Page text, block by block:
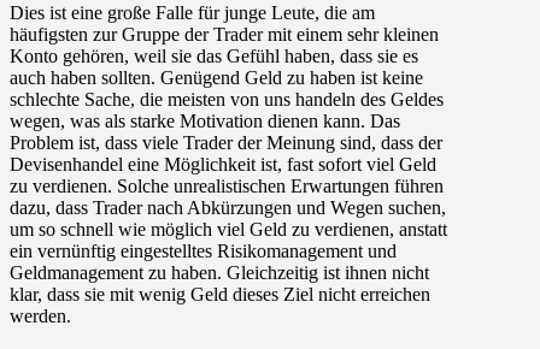
Dies ist eine große Falle für junge Leute, die am
häufigsten zur Gruppe der Trader mit einem sehr kleinen
Konto gehören, weil sie das Gefühl haben, dass sie es
auch haben sollten. Genügend Geld zu haben ist keine
schlechte Sache, die meisten von uns handeln des Geldes
wegen, was als starke Motivation dienen kann. Das
Problem ist, dass viele Trader der Meinung sind, dass der
Devisenhandel eine Möglichkeit ist, fast sofort viel Geld
zu verdienen. Solche unrealistischen Erwartungen führen
dazu, dass Trader nach Abkürzungen und Wegen suchen,
um so schnell wie möglich viel Geld zu verdienen, anstatt
ein vernünftig eingestelltes Risikomanagement und
Geldmanagement zu haben. Gleichzeitig ist ihnen nicht
klar, dass sie mit wenig Geld dieses Ziel nicht erreichen
werden.